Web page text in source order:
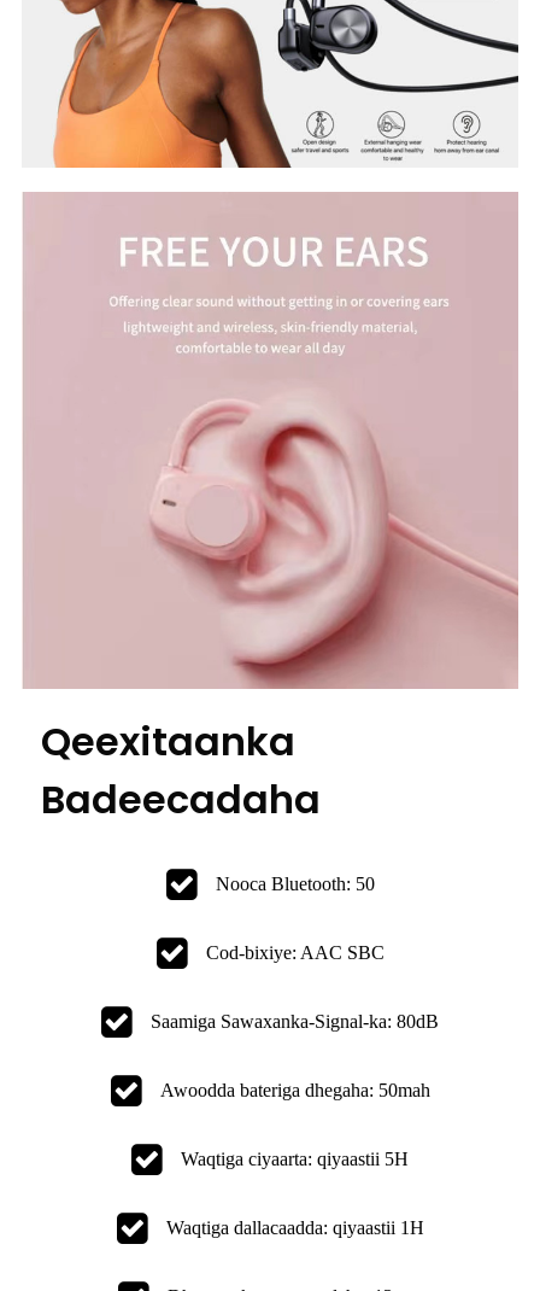
Qeexitaanka
Badeecadaha
Nooca Bluetooth: 50
Cod-bixiye: AAC SBC
Saamiga Sawaxanka-Signal-ka: 80dB
Awoodda bateriga dhegaha: 50mah
Waqtiga ciyaarta: qiyaastii 5H
Waqtiga dallacaadda: qiyaastii 1H